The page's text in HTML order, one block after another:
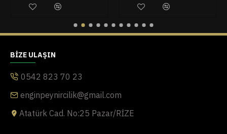
BIZE ULAŞIN
0542 823 70 23
enginpeynircilik@gmail.com
Atatürk Cad. No:25 Pazar/RİZE